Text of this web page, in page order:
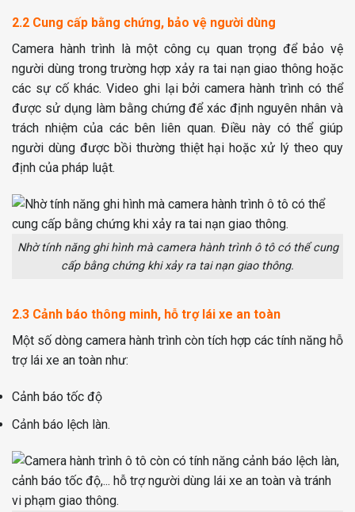
2.2 Cung cấp bằng chứng, bảo vệ người dùng
Camera hành trình là một công cụ quan trọng để bảo vệ
người dùng trong trường hợp xảy ra tai nạn giao thông hoặc
các sự cố khác. Video ghi lại bởi camera hành trình có thể
được sử dụng làm bằng chứng để xác định nguyên nhân và
trách nhiệm của các bên liên quan. Điều này có thể giúp
người dùng được bồi thường thiệt hại hoặc xử lý theo quy
định của pháp luật.
Nhờ tính năng ghi hình mà camera hành trình ô tô có thể cung
cấp bằng chứng khi xảy ra tai nạn giao thông.
2.3 Cảnh báo thông minh, hỗ trợ lái xe an toàn
Một số dòng camera hành trình còn tích hợp các tính năng hỗ
trợ lái xe an toàn như:
Cảnh báo tốc độ
Cảnh báo lệch làn.